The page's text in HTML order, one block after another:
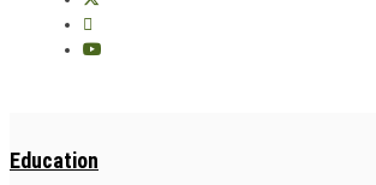
Education